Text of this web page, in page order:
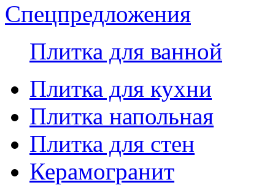
Спецпредложения
Плитка для ванной
Плитка для кухни
Плитка напольная
Плитка для стен
Керамогранит